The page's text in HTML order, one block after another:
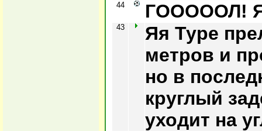
44 ГОООООЛ!
43
Яя Туре
метров и
но в
круглый
уходит на